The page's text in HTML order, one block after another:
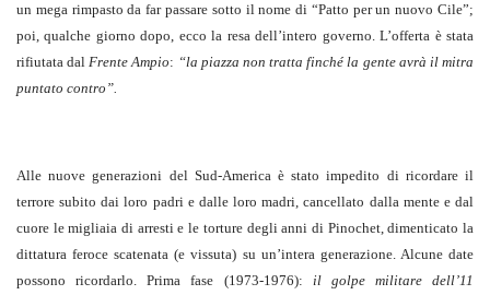
un mega rimpasto da far passare sotto il nome di “Patto per un nuovo Cile”;
poi, qualche giorno dopo, ecco la resa dell’intero governo. L’offerta è stata
rifiutata dalFrente Ampio: “la piazza non tratta finché la gente avrà il mitra
puntato contro”.
Alle nuove generazioni del Sud-America è stato impedito di ricordare il
terrore subito dai loro padri e dalle loro madri, cancellato dalla mente e dal
cuore le migliaia di arresti e le torture degli anni di Pinochet, dimenticato la
dittatura feroce scatenata (e vissuta) su un’intera generazione. Alcune date
possono ricordarlo. Prima fase (1973-1976): il golpe militare dell’11